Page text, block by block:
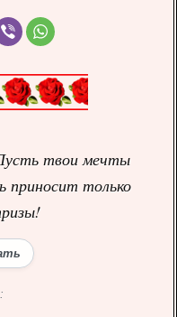
твои мечты
приносит только